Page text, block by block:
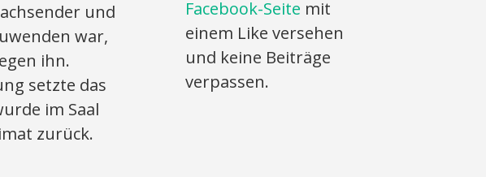
und
war,
ihn.
setzte das
im Saal
zurück.
Facebook-Seite mit
einem Like versehen
und keine Beiträge
verpassen.